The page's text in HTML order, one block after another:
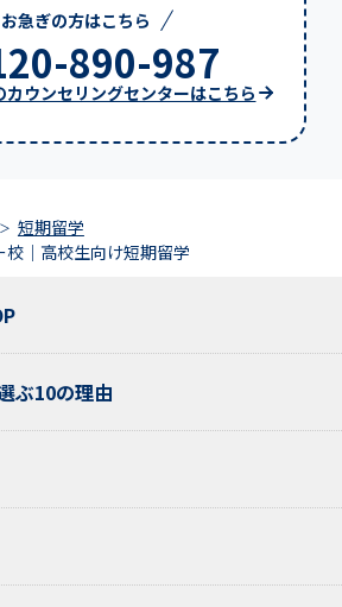
お急ぎの方はこちら
890-987
カウンセリングセンターはこちら
短期留学
校｜高校生向け短期留学
ぶ10の理由